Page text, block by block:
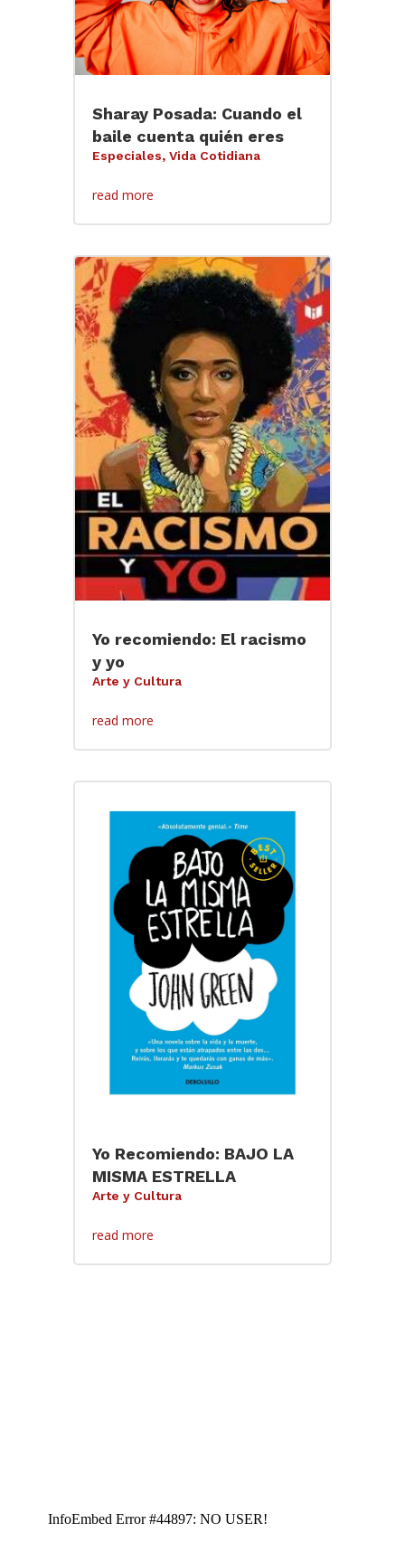
Sharay Posada: Cuando el
baile cuenta quién eres
Especiales, Vida Cotidiana
read more
Yo recomiendo: El racismo
y yo
Arte y Cultura
read more
Yo Recomiendo: BAJO LA
MISMA ESTRELLA
Arte y Cultura
read more